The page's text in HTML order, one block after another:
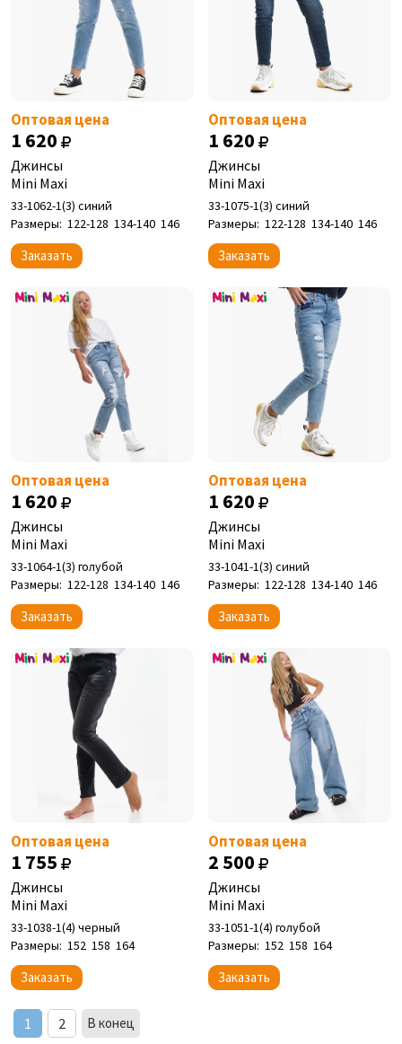
Оптовая цена
1 620
Джинсы
Mini Maxi
33-1062-1(3) синий
Размеры: 122-128 134-140 146
Заказать
Оптовая цена
1 620
Джинсы
Mini Maxi
33-1075-1(3) синий
Размеры: 122-128 134-140 146
Заказать
Оптовая цена
1 620
Джинсы
Mini Maxi
33-1064-1(3) голубой
Размеры: 122-128 134-140 146
Заказать
Оптовая цена
1 620
Джинсы
Mini Maxi
33-1041-1(3) синий
Размеры: 122-128 134-140 146
Заказать
Оптовая цена
1 755
Джинсы
Mini Maxi
33-1038-1(4) черный
Размеры: 152 158 164
Заказать
Оптовая цена
2 500
Джинсы
Mini Maxi
33-1051-1(4) голубой
Размеры: 152 158 164
Заказать
1 2 В конец